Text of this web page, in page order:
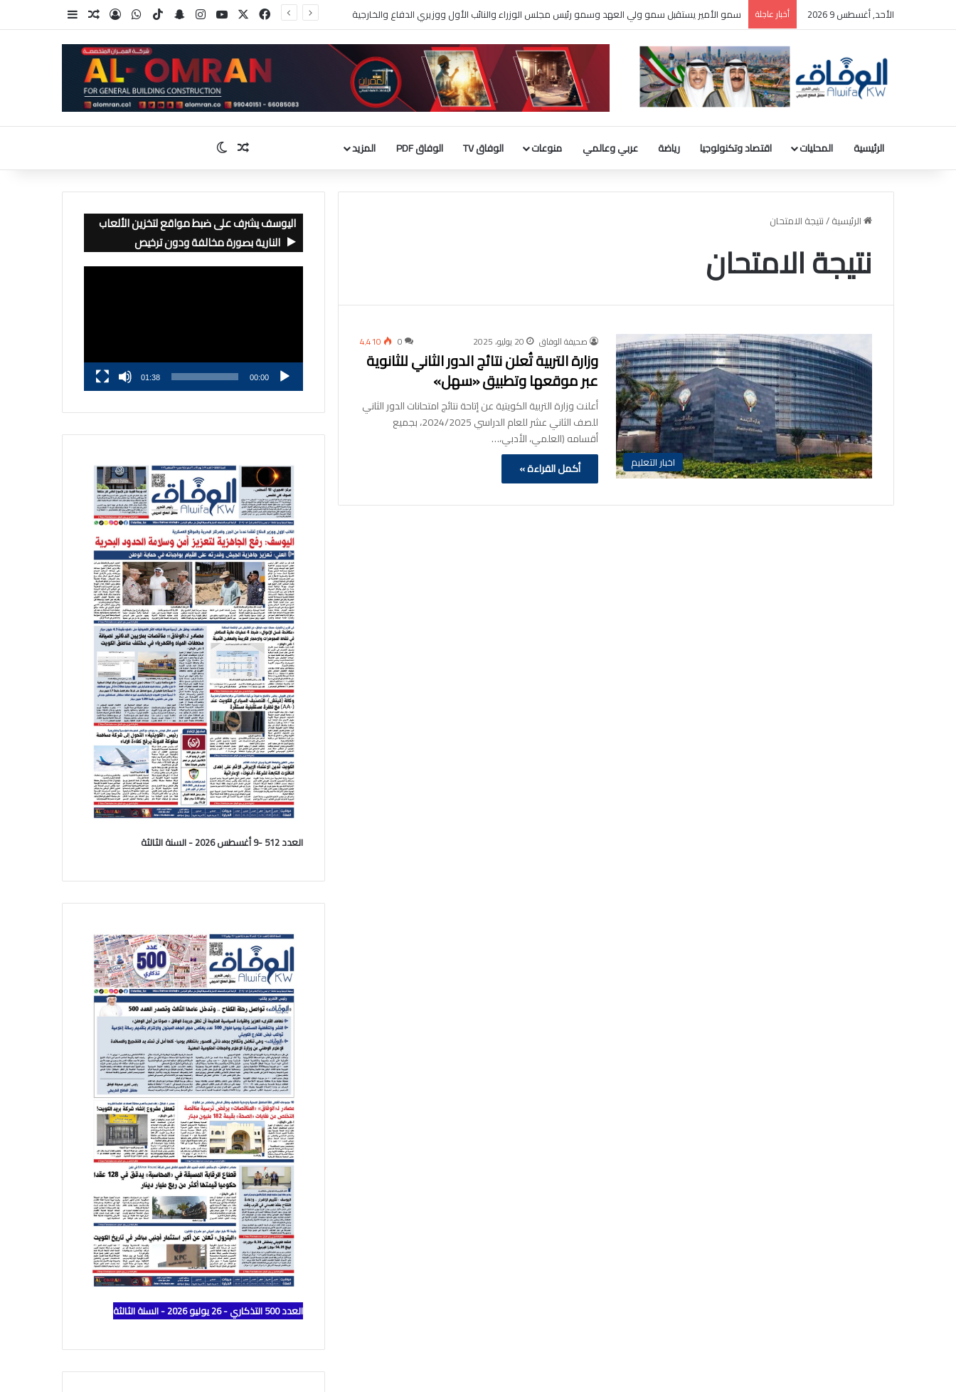
الأحد, أغسطس 9 2026 أخبار عاجلة عراقجي: لا محادثات مع أمريكا ما دامت تنتهك الاتفاق المؤقت فيسبوك ‫YouTubeانستقرامسناب تشات
‫TikTok واتسابتسجيل الدخولمقال عشوائي
الرئيسية المحليات اقتصاد وتكنولوجيا رياضة عربي وعالمي منوعات الوفاق TV الوفاق PDF المزيد مقال عشوائي
الرئيسية/نتيجة الامتحان
نتيجة الامتحان
اخبار التعليم
صحيفة الوفاق 20 يوليو، 2025 0 4٬410
وزارة التربية تُعلن نتائج الدور الثاني للثانوية
عبر موقعها وتطبيق «سهل»
أعلنت وزارة التربية الكويتية عن إتاحة نتائج امتحانات الدور الثاني
للصف الثاني عشر للعام الدراسي 2024/2025، بجميع
أقسامه (العلمي، الأدبي،…
أكمل القراءة »
اليوسف يشرف على ضبط مواقع لتخزين الألعاب
النارية بصورة مخالفة ودون ترخيص
00:00
01:38
العدد 512 -9 أغسطس 2026 - السنة الثالثة
العدد 500 التذكاري - 26 يوليو 2026 - السنة الثالثة